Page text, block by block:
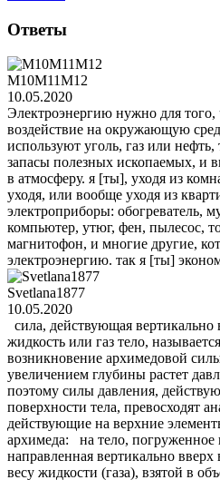
Ответы
M10M11M12
10.05.2020
Электроэнергию нужно для
воздействие на окружающую
используют уголь, газ или
запасы полезных ископаемых, и
в атмосферу. я [ты], уходя из
уходя, или вообще уходя из
электроприборы: обогреватель,
компьютер, утюг, фен, пылесос,
магнитофон, и многие другие,
электроэнергию. так я [ты]
Svetlana1877
10.05.2020
сила, действующая
жидкость или газ тело,
возникновение архимедовой
увеличением глубины растет
поэтому силы давления,
поверхности тела, превосходят
действующие на верхние
архимеда: на тело, погруженное
направленная вертикально
весу жидкости (газа), взятой в